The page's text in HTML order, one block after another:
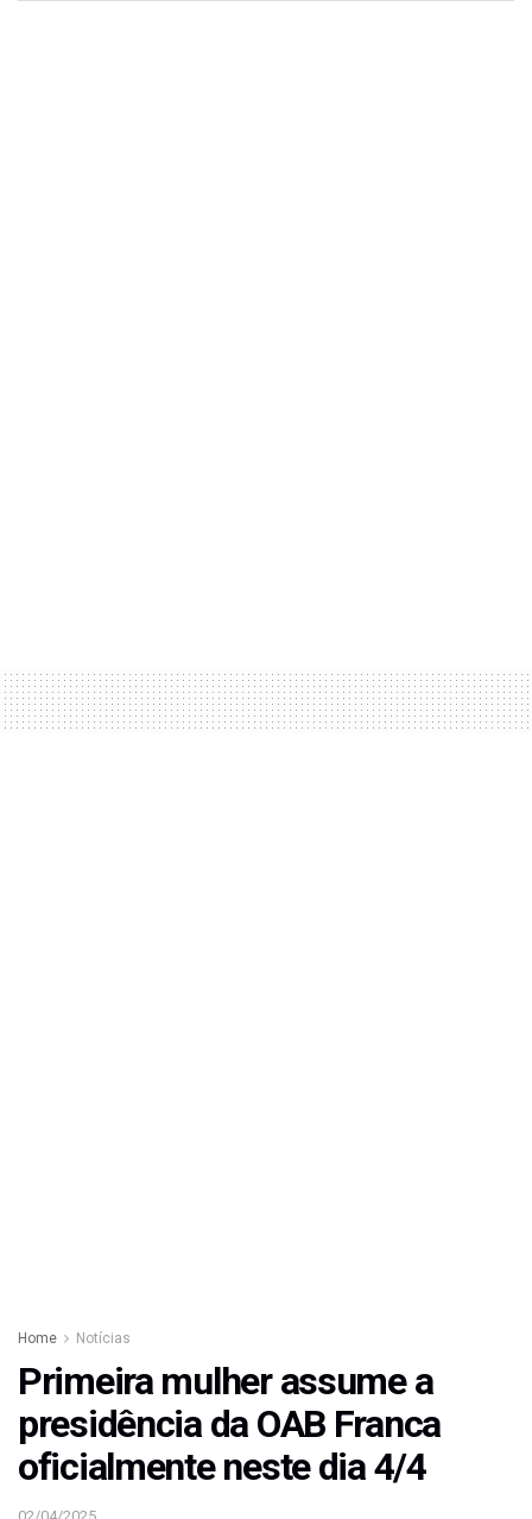
Home Notícias
Primeira mulher assume a
presidência da OAB Franca
oficialmente neste dia 4/4